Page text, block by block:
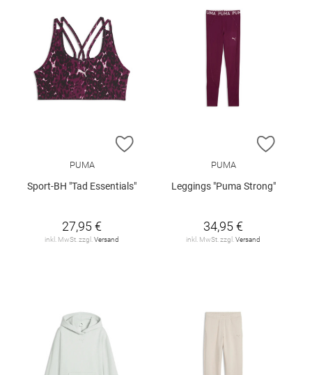
ZUR WUNSCHLISTE HINZUFÜGEN
PUMA
Sport-BH "Tad Essentials"
27,95 €
inkl. MwSt. zzgl.Versand
ZUR
PUMA
Leggings "Puma Strong"
34,95 €
inkl. MwSt. zzgl.Versand